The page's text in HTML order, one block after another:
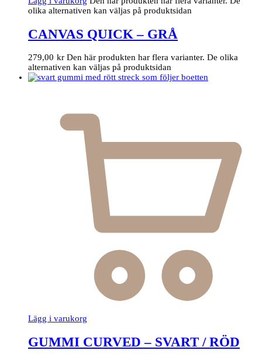
olika alternativen kan väljas på produktsidan
CANVAS QUICK – GRÅ
279,00 kr Den här produkten har flera varianter. De olika
alternativen kan väljas på produktsidan
Lägg i varukorg
GUMMI CURVED – SVART / RÖD